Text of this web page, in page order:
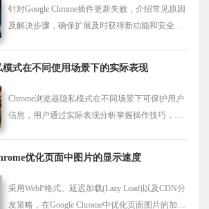
针对Google Chrome插件更新失败，介绍常见原因
及解决步骤，确保扩展及时获得新功能和安全补
式在不同使用场景下的实际表现
Chrome浏览器隐私模式在不同场景下可保护用户
信息，用户通过实际表现分析掌握操作技巧，确
优化页面中图片的显示速度
采用WebP格式、延迟加载(Lazy Load)以及CDN分
发策略，在Google Chrome中优化页面图片的加载